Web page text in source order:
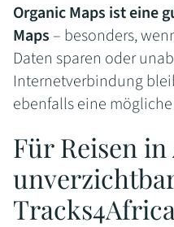
Organic Maps ist eine
Maps – besonders,
Daten sparen oder
Internetverbindung
ebenfalls eine
Für Reisen